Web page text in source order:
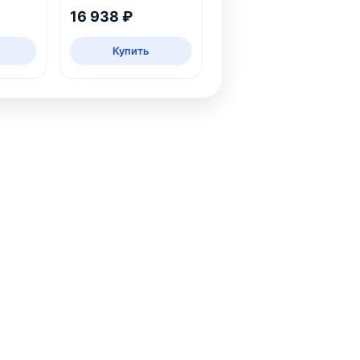
16 938 ₽
Купить